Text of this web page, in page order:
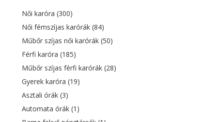
Női karóra (300)
Női fémszíjas karórák (84)
Műbőr szíjas női karórák (50)
Férfi karóra (185)
Műbőr szíjas férfi karórák (28)
Gyerek karóra (19)
Asztali órák (3)
Automata órák (1)